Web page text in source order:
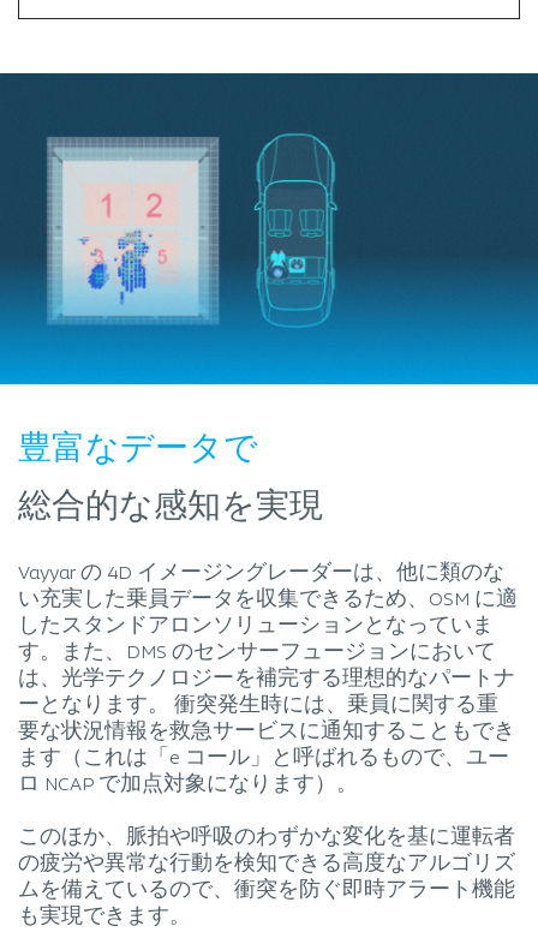
豊富なデータで
総合的な感知を実現
Vayyar の 4D イメージングレーダーは、他に類のな
い充実した乗員データを収集できるため、OSM に適
したスタンドアロンソリューションとなっていま
す。また、DMS のセンサーフュージョンにおいて
は、光学テクノロジーを補完する理想的なパートナ
ーとなります。 衝突発生時には、乗員に関する重
要な状況情報を救急サービスに通知することもでき
ます（これは「e コール」と呼ばれるもので、ユー
ロ NCAP で加点対象になります）。
このほか、脈拍や呼吸のわずかな変化を基に運転者
の疲労や異常な行動を検知できる高度なアルゴリズ
ムを備えているので、衝突を防ぐ即時アラート機能
も実現できます。